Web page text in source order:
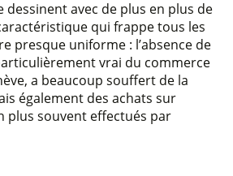
dessinent avec de plus en plus de
qui frappe tous les
presque uniforme : l’absence de
vrai du commerce
a beaucoup souffert de la
également des achats sur
plus souvent effectués par